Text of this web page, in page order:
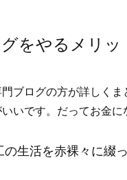
をやるメリッ
ブログの方が詳しく
いです。だってお金に
生活を赤裸々に綴